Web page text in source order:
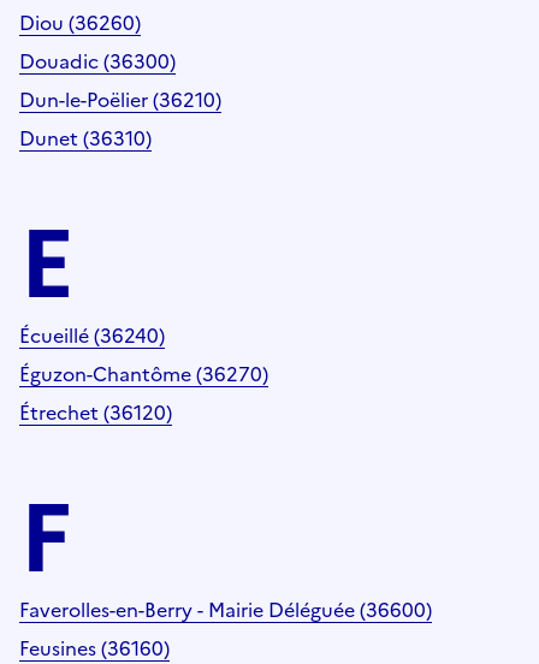
Diou (36260)
Douadic (36300)
Dun-le-Poëlier (36210)
Dunet (36310)
E
Écueillé (36240)
Éguzon-Chantôme (36270)
Étrechet (36120)
F
Faverolles-en-Berry - Mairie Déléguée (36600)
Feusines (36160)